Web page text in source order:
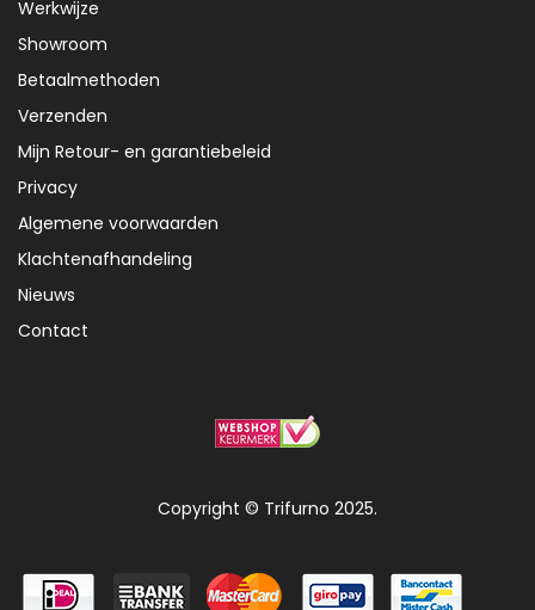
Werkwijze
Showroom
Betaalmethoden
Verzenden
Mijn Retour- en garantiebeleid
Privacy
Algemene voorwaarden
Klachtenafhandeling
Nieuws
Contact
Copyright © Trifurno 2025.